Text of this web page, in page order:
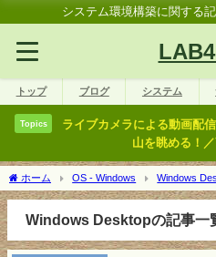
システム環境構築に関する
トップ ブログ システム
Topics
ライブカメラによる動画配
山を眺める！／
ホーム OS - Windows Windows
Windows Desktopの記事一